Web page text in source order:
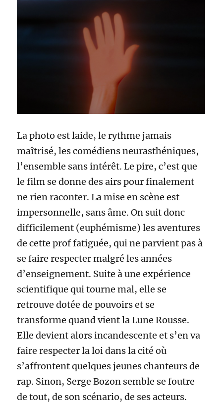
La photo est laide, le rythme jamais
maîtrisé, les comédiens neurasthéniques,
l’ensemble sans intérêt. Le pire, c’est que
le film se donne des airs pour finalement
ne rien raconter. La mise en scène est
impersonnelle, sans âme. On suit donc
difficilement (euphémisme) les aventures
de cette prof fatiguée, qui ne parvient pas à
se faire respecter malgré les années
d’enseignement. Suite à une expérience
scientifique qui tourne mal, elle se
retrouve dotée de pouvoirs et se
transforme quand vient la Lune Rousse.
Elle devient alors incandescente et s’en va
faire respecter la loi dans la cité où
s’affrontent quelques jeunes chanteurs de
rap. Sinon, Serge Bozon semble se foutre
de tout, de son scénario, de ses acteurs.